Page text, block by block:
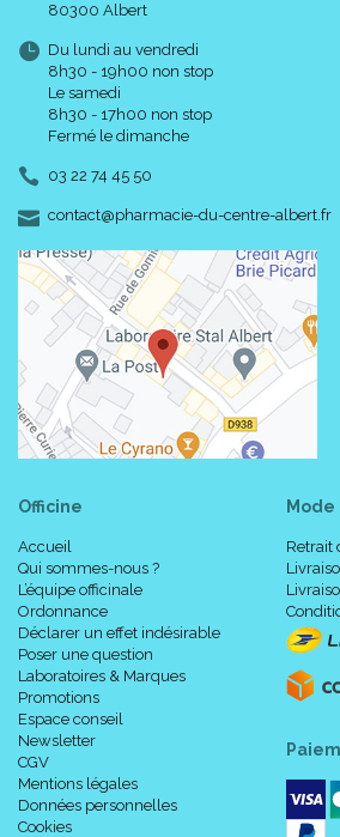
80300 Albert
Du lundi au vendredi
8h30 - 19h00 non stop
Le samedi
8h30 - 17h00 non stop
Fermé le dimanche
03 22 74 45 50
contact-
@-
pharmacie-du-centre-albert.fr
Officine
Accueil
Qui sommes-nous ?
L’équipe officinale
Ordonnance
Déclarer un effet indésirable
Poser une question
Laboratoires & Marques
Promotions
Espace conseil
Newsletter
CGV
Mentions légales
Données personnelles
Cookies
Retrait